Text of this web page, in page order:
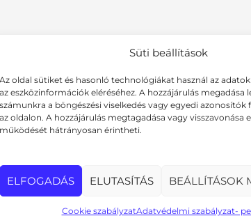
Süti beállítások
Az oldal sütiket és hasonló technológiákat használ az
az eszközinformációk eléréséhez. A hozzájárulás megadása
számunkra a böngészési viselkedés vagy egyedi azonosítók
az oldalon. A hozzájárulás megtagadása vagy visszavonása
működését hátrányosan érintheti.
ELFOGADÁS ELUTASÍTÁS BEÁLLÍTÁSOK
Cookie szabályzatAdatvédelmi szabályzat-
c
e
b
o
s
t
a
g
P
n
t
e
r